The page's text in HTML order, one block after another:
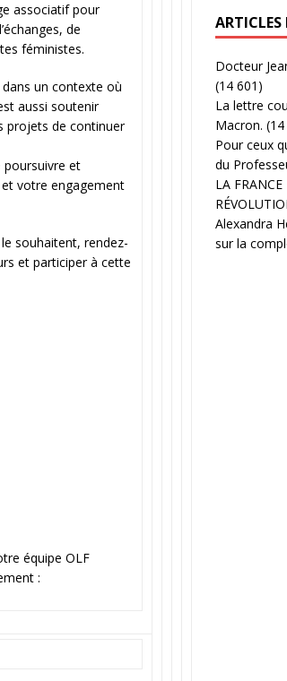
associatif pour
de
féministes.
un contexte où
aussi soutenir
projets de continuer
poursuivre et
votre engagement
souhaitent, rendez-
et participer à cette
équipe OLF
:
ARTICLES
Docteur
(14 601)
La lettre
Macron.
Pour ceux
du
LA
Alexandra
sur la